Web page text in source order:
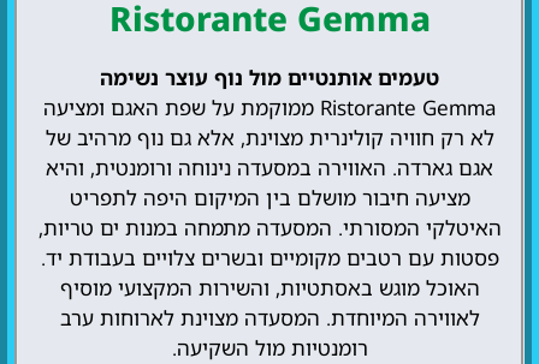
Ristorante Gemma
טעמים אותנטיים מול נוף עוצר נשימה
Ristorante Gemma ממוקמת על שפת האגם ומציעה
לא רק חוויה קולינרית מצוינת, אלא גם נוף מרהיב של
אגם גארדה. האווירה במסעדה נינוחה ורומנטית, והיא
מציעה חיבור מושלם בין המיקום היפה לתפריט
האיטלקי המסורתי. המסעדה מתמחה במנות ים טריות,
פסטות עם רטבים מקומיים ובשרים צלויים בעבודת יד.
האוכל מוגש באסתטיות, והשירות המקצועי מוסיף
לאווירה המיוחדת. המסעדה מצוינת לארוחות ערב
רומנטיות מול השקיעה.